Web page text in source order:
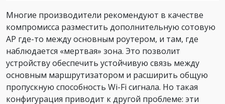
Многие производители рекомендуют в качестве
компромисса разместить дополнительную сотовую
AP где-то между основным роутером, и там, где
наблюдается «мертвая» зона. Это позволит
устройству обеспечить устойчивую связь между
основным маршрутизатором и расширить общую
пропускную способность Wi-Fi сигнала. Но такая
конфигурация приводит к другой проблеме: эти